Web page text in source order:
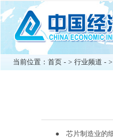
当前位置： 首页 - > 行业频道 - >
● 芯片制造业的细